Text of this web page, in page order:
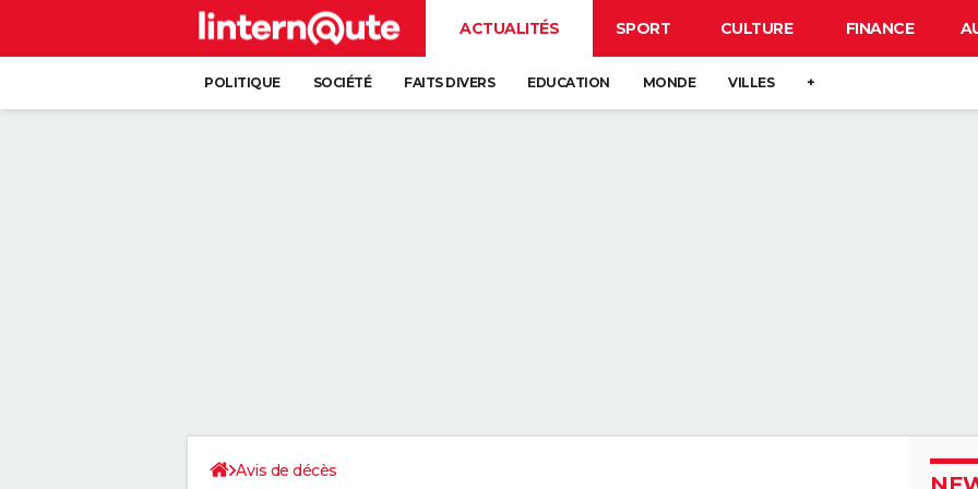
ACTUALITÉS SPORT CULTURE FINANCE
POLITIQUE SOCIÉTÉ FAITS DIVERS EDUCATION MONDE VILLES +
Avis de décès